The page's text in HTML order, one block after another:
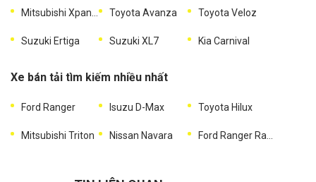
Toyota Avanza Toyota Veloz
Suzuki Ertiga Suzuki XL7 Kia Carnival
Xe bán tải tìm kiếm nhiều nhất
Ford Ranger Isuzu D-Max Toyota Hilux
Mitsubishi Triton Nissan Navara